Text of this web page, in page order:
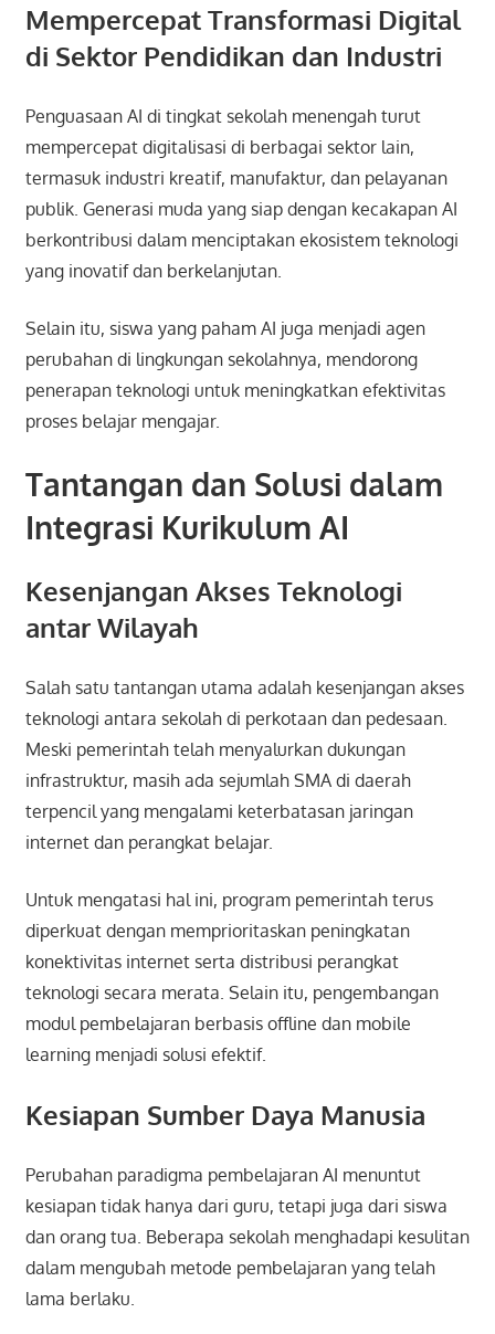
Mempercepat Transformasi Digital
di Sektor Pendidikan dan Industri
Penguasaan AI di tingkat sekolah menengah turut
mempercepat digitalisasi di berbagai sektor lain,
termasuk industri kreatif, manufaktur, dan pelayanan
publik. Generasi muda yang siap dengan kecakapan AI
berkontribusi dalam menciptakan ekosistem teknologi
yang inovatif dan berkelanjutan.
Selain itu, siswa yang paham AI juga menjadi agen
perubahan di lingkungan sekolahnya, mendorong
penerapan teknologi untuk meningkatkan efektivitas
proses belajar mengajar.
Tantangan dan Solusi dalam
Integrasi Kurikulum AI
Kesenjangan Akses Teknologi
antar Wilayah
Salah satu tantangan utama adalah kesenjangan akses
teknologi antara sekolah di perkotaan dan pedesaan.
Meski pemerintah telah menyalurkan dukungan
infrastruktur, masih ada sejumlah SMA di daerah
terpencil yang mengalami keterbatasan jaringan
internet dan perangkat belajar.
Untuk mengatasi hal ini, program pemerintah terus
diperkuat dengan memprioritaskan peningkatan
konektivitas internet serta distribusi perangkat
teknologi secara merata. Selain itu, pengembangan
modul pembelajaran berbasis offline dan mobile
learning menjadi solusi efektif.
Kesiapan Sumber Daya Manusia
Perubahan paradigma pembelajaran AI menuntut
kesiapan tidak hanya dari guru, tetapi juga dari siswa
dan orang tua. Beberapa sekolah menghadapi kesulitan
dalam mengubah metode pembelajaran yang telah
lama berlaku.